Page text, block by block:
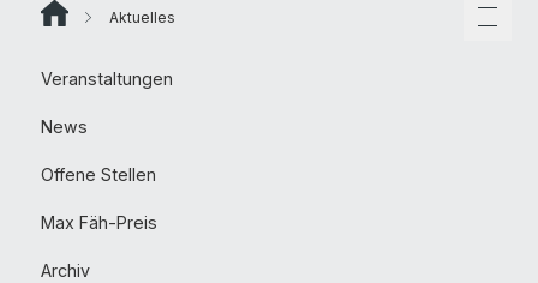
Aktuelles
Veranstaltungen
News
Offene Stellen
Max Fäh-Preis
Archiv